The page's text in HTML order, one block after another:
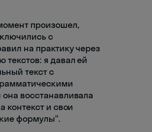
произошел,
с
на практику через
текстов: я давал ей
текст с
восстанавливала
контекст и свои
формулы".